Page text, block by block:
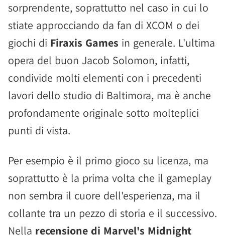
sorprendente, soprattutto nel caso in cui lo
stiate approcciando da fan di XCOM o dei
giochi di Firaxis Games in generale. L'ultima
opera del buon Jacob Solomon, infatti,
condivide molti elementi con i precedenti
lavori dello studio di Baltimora, ma è anche
profondamente originale sotto molteplici
punti di vista.
Per esempio è il primo gioco su licenza, ma
soprattutto è la prima volta che il gameplay
non sembra il cuore dell'esperienza, ma il
collante tra un pezzo di storia e il successivo.
Nella recensione di Marvel's Midnight